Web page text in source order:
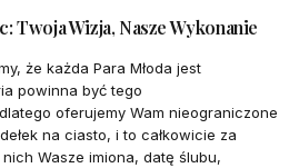
Twoja Wizja, Nasze Wykonanie
że każda Para Młoda jest
powinna być tego
oferujemy Wam nieograniczone
na ciasto, i to całkowicie za
Wasze imiona, datę ślubu,